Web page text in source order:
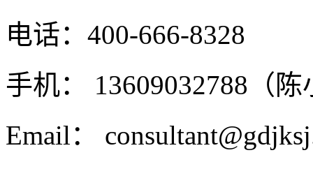
电话：400-666-8328
手机： 13609032788（陈
Email：